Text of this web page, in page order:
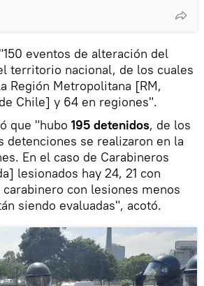
eventos de alteración del
territorio nacional, de los cuales
Región Metropolitana [RM,
Chile] y 64 en regiones".
que "hubo 195 detenidos, de los
detenciones se realizaron en la
En el caso de Carabineros
lesionados hay 24, 21 con
con lesiones menos
siendo evaluadas", acotó.